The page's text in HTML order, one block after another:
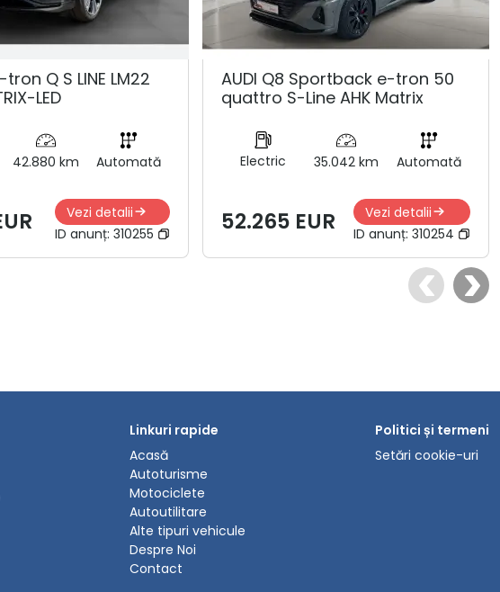
Q S LINE LM22
LED
42.880 km Automată
Vezi detalii
ID anunț:310255
AUDI Q8 Sportback e-tron 50
quattro S-Line AHK Matrix
Electric 35.042 km Automată
52.265 EUR
Vezi detalii
ID anunț: 310254
Linkuri rapide
Acasă
Autoturisme
Motociclete
Autoutilitare
Alte tipuri vehicule
Despre Noi
Contact
Politici și termeni
Setări cookie-uri